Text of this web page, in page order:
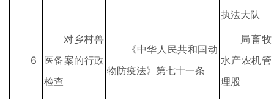
执法大队
6
对乡村兽
医备案的行政
检查
《中华人民共和国动
物防疫法》第七十一条
局畜牧
水产农机管
理股